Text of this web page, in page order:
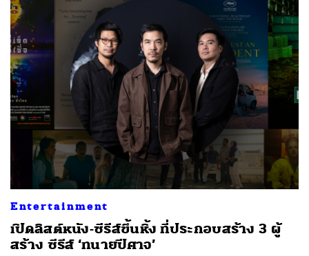
Entertainment
เปิดลิสต์หนัง-ซีรีส์ขึ้นหิ้ง ที่ประกอบสร้าง 3 ผู้
สร้าง ซีรีส์ ‘ทนายปีศาจ’